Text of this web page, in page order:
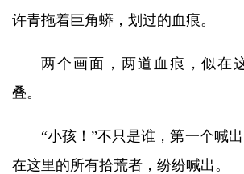
许青拖着巨角蟒，划过的血痕。
两个画面，两道血痕，似在
叠。
“小孩！”不只是谁，第一个喊
在这里的所有拾荒者，纷纷喊出。